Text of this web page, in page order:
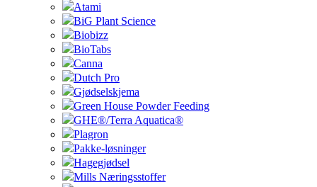
Atami
BiG Plant Science
Biobizz
BioTabs
Canna
Dutch Pro
Gjødselskjema
Green House Powder Feeding
GHE®/Terra Aquatica®
Plagron
Pakke-løsninger
Hagegjødsel
Mills Næringsstoffer